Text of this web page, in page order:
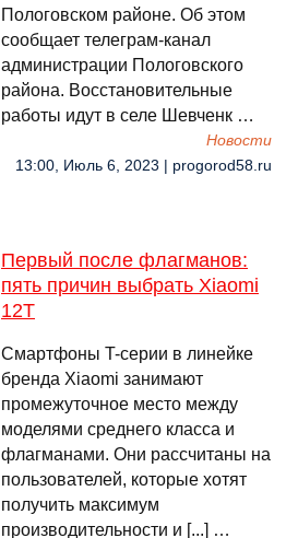
Пологовском районе. Об этом
сообщает телеграм-канал
администрации Пологовского
района. Восстановительные
работы идут в селе Шевченк …
Новости
13:00, Июль 6, 2023 | progorod58.ru
Первый после флагманов:
пять причин выбрать Xiaomi
12T
Смартфоны T-серии в линейке
бренда Xiaomi занимают
промежуточное место между
моделями среднего класса и
флагманами. Они рассчитаны на
пользователей, которые хотят
получить максимум
производительности и [...] …